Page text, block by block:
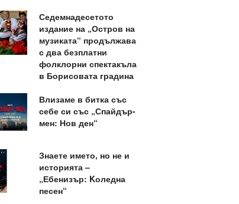
Седемнадесетото
издание на „Остров на
музиката“ продължава
с два безплатни
фолклорни спектакъла
в Борисовата градина
Влизаме в битка със
себе си със „Спайдър-
мен: Нов ден“
Знаете името, но не и
историята –
„Ебенизър: Kоледна
песен“